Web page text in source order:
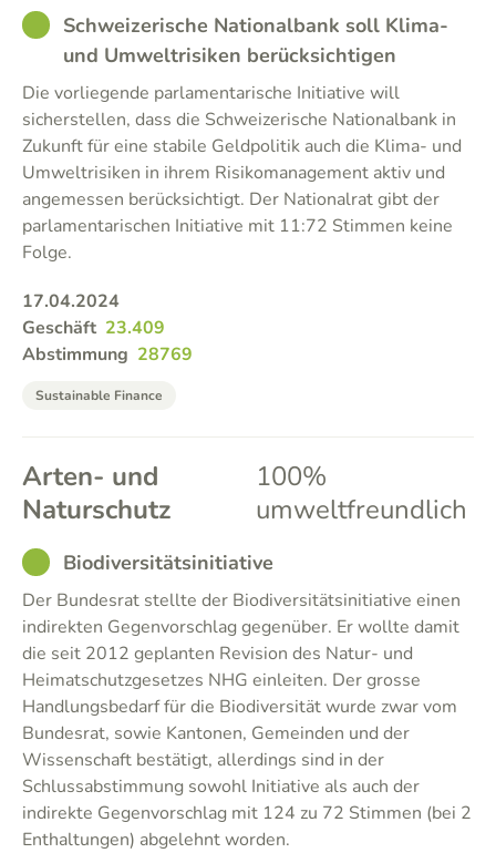
GOODSchweizerische Nationalbank soll Klima-
und Umweltrisiken berücksichtigen
Die vorliegende parlamentarische Initiative will
sicherstellen, dass die Schweizerische Nationalbank in
Zukunft für eine stabile Geldpolitik auch die Klima- und
Umweltrisiken in ihrem Risikomanagement aktiv und
angemessen berücksichtigt. Der Nationalrat gibt der
parlamentarischen Initiative mit 11:72 Stimmen keine
Folge.
17.04.2024
Geschäft 23.409
Abstimmung 28769
Sustainable Finance
Arten- und
Naturschutz
100%
umweltfreundlich
GOODBiodiversitätsinitiative
Der Bundesrat stellte der Biodiversitätsinitiative einen
indirekten Gegenvorschlag gegenüber. Er wollte damit
die seit 2012 geplanten Revision des Natur- und
Heimatschutzgesetzes NHG einleiten. Der grosse
Handlungsbedarf für die Biodiversität wurde zwar vom
Bundesrat, sowie Kantonen, Gemeinden und der
Wissenschaft bestätigt, allerdings sind in der
Schlussabstimmung sowohl Initiative als auch der
indirekte Gegenvorschlag mit 124 zu 72 Stimmen (bei 2
Enthaltungen) abgelehnt worden.